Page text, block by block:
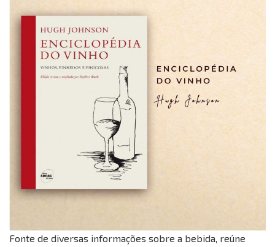
Fonte de diversas informações sobre a bebida, reúne